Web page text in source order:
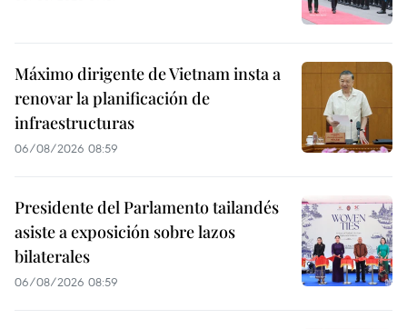
Máximo dirigente de Vietnam insta a
renovar la planificación de
infraestructuras
06/08/2026 08:59
Presidente del Parlamento tailandés
asiste a exposición sobre lazos
bilaterales
06/08/2026 08:59